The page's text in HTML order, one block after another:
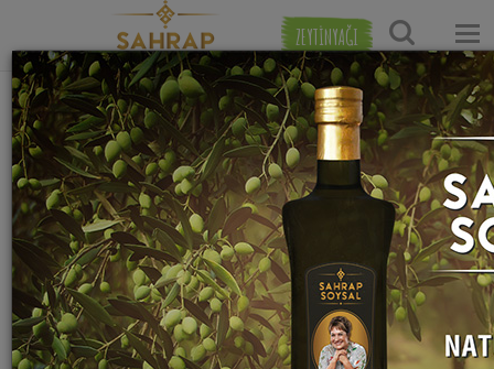
ZEYTİNYAĞI
Ana Sayfa Tatlı Tarifleri Sütlü Tatlı Tarifleri